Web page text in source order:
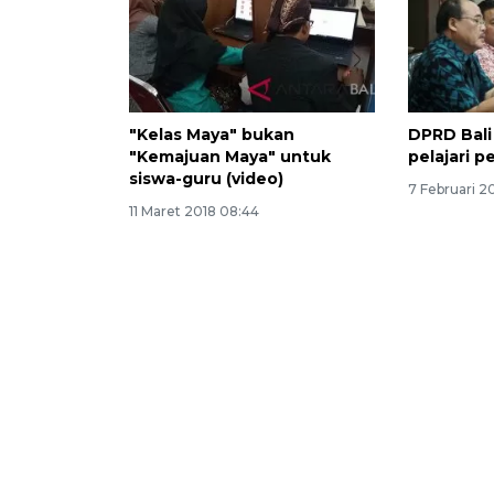
"Kelas Maya" bukan
"Kemajuan Maya" untuk
siswa-guru (video)
11 Maret 2018 08:44
DPRD
pelajari
7 Februari